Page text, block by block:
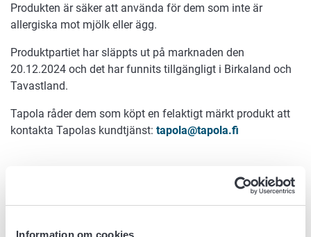
Information om cookies
Produkten är säker att använda för dem som inte är
allergiska mot mjölk eller ägg.
Produktpartiet har släppts ut på marknaden den
20.12.2024 och det har funnits tillgängligt i Birkaland och
Tavastland.
Tapola råder dem som köpt en felaktigt märkt produkt att
kontakta Tapolas kundtjänst: tapola@tapola.fi
Vid Livsmedelsverket sköts ärendet av specialexpert Paula
Hietanen, tfn 050 59 69 637,